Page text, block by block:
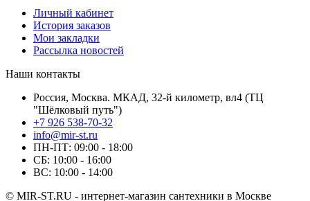
Личный кабинет
История заказов
Мои закладки
Рассылка новостей
Наши контакты
Россия, Москва. МКАД, 32-й километр, вл4 (ТЦ
"Шёлковый путь")
+7 926 538-70-32
info@mir-st.ru
ПН-ПТ: 09:00 - 18:00
СБ: 10:00 - 16:00
ВС: 10:00 - 14:00
© MIR-ST.RU - интернет-магазин сантехники в Москве